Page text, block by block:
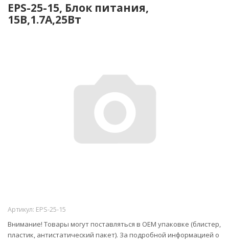
EPS-25-15, Блок питания,
15В,1.7А,25Вт
Артикул: EPS-25-15
Внимание! Товары могут поставляться в ОЕМ упаковке (блистер,
пластик, антистатический пакет). За подробной информацией о